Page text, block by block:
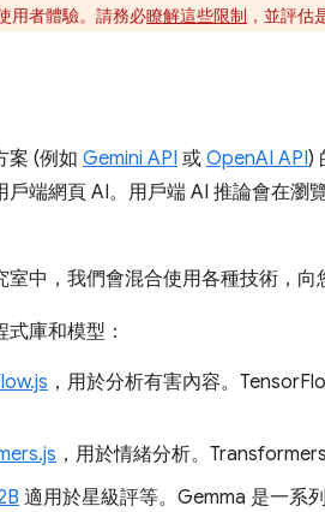
用者體驗。請務必瞭解這些限制 ，並評估
案 (例如 Gemini API 或 OpenAI API)
戶端網頁 AI。用戶端 AI 推論會在瀏
室中，我們會混合使用各種技術，向
庫和模型：
，用於分析有害內容。
，用於情緒分析。
適用於星級評等。Gemma 是一系